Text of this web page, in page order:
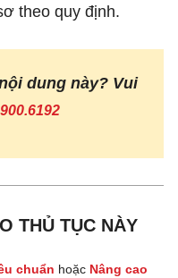
theo quy định.
dung này? Vui
THỦ TỤC NÀY
chuẩn hoặc Nâng cao